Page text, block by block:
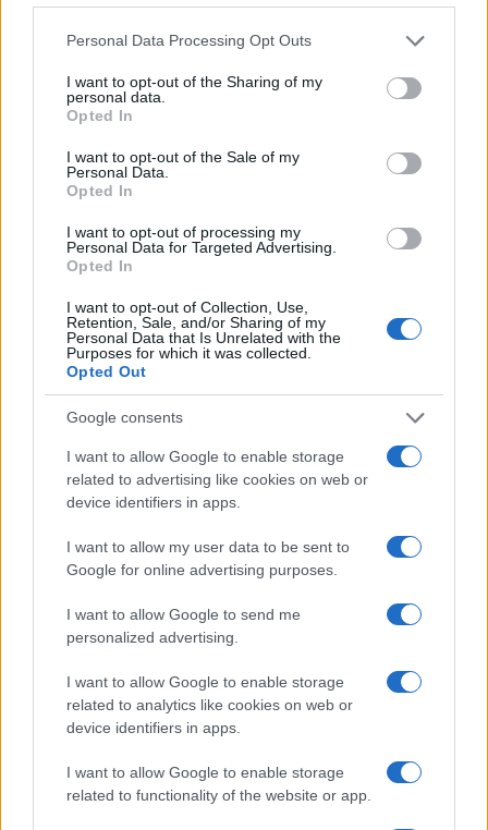
Please note that this website/app uses one or more Google
not limited to your visit or usage behaviour. You may click to
grant or deny consent to Google and its third-party tags to
use your data for below specified purposes in below Google
consent section.
Personal Data Processing Opt Outs
I want to opt-out of the Sharing of my
personal data.
Opted In
I want to opt-out of the Sale of my
Personal Data.
Opted In
I want to opt-out of processing my
Personal Data for Targeted Advertising.
Opted In
I want to opt-out of Collection, Use,
Retention, Sale, and/or Sharing of my
Personal Data that Is Unrelated with the
Purposes for which it was collected.
Opted Out
Google consents
I want to allow Google to enable storage
related to advertising like cookies on web or
device identifiers in apps.
I want to allow my user data to be sent to
Google for online advertising purposes.
I want to allow Google to send me
personalized advertising.
I want to allow Google to enable storage
related to analytics like cookies on web or
device identifiers in apps.
I want to allow Google to enable storage
related to functionality of the website or app.
ha trovate il governo, non le ha trovate nemmeno
l’amministrazione Raggi. La circolare Salvini dice
alternative. Il decreto del ministro dell’Interno
introduce pene più severe per chi occupa, per i
lavoratori che protestano con i picchetti, restringe i
diritti per i migranti
La mobilitazione fa parte di un lungo percorso con
cui una serie di realtà in città ha voluto porre
abitativa e delle disuguaglianze in città. In mattinata,
sempre a Piazza Vittorio, c’era stata un’
assemblea
pubblicalanciata in seguito all’appello ‘Sei uno di
noi’ con al centro il tema delle disuguaglianze che ha
già raccolto oltre 350 firme. Il prossimo
appuntamento è ora fissato per il prossimo 10
novembre.
LEGGI ANCHE I CARTELLI DAVANTI AI DEPOSITI
SEGUICI ANCHE SU FACEBOOK
Precedente
ROMA Cartelli
ironici davanti ai
motivo
Successiva
Inseguimento sulla
dei carabinieri